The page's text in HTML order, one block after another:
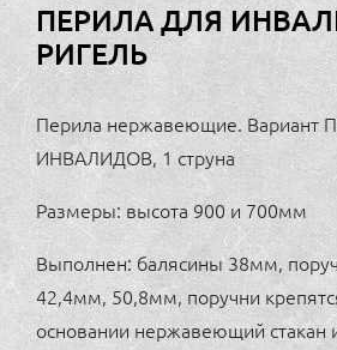
ПЕРИЛА ДЛЯ
РИГЕЛЬ
Перила нержавеющие. Вариант
ИНВАЛИДОВ, 1 струна
Размеры: высота 900 и 700мм
Выполнен: балясины 38мм,
42,4мм, 50,8мм, поручни
основании нержавеющий стакан